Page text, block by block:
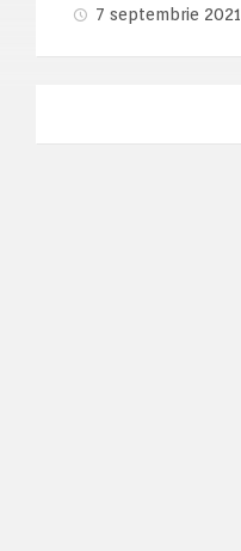
7 septembrie 2021